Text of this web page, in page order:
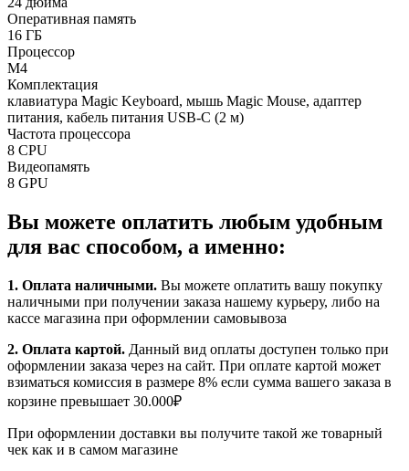
Оперативная память
16 ГБ
Процессор
M4
Комплектация
клавиатура Magic Keyboard, мышь Magic Mouse, адаптер
питания, кабель питания USB-C (2 м)
Частота процессора
8 CPU
Видеопамять
8 GPU
Вы можете оплатить любым удобным
для вас способом, а именно:
1. Оплата наличными. Вы можете оплатить вашу покупку
наличными при получении заказа нашему курьеру, либо на
кассе магазина при оформлении самовывоза
2. Оплата картой. Данный вид оплаты доступен только при
оформлении заказа через на сайт. При оплате картой может
взиматься комиссия в размере 8% если сумма вашего заказа в
корзине превышает 30.000₽
При оформлении доставки вы получите такой же товарный
чек как и в самом магазине